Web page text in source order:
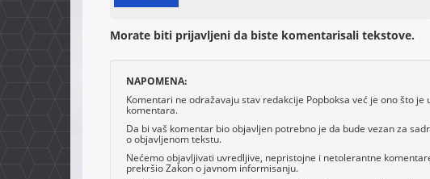
Morate biti prijavljeni da biste komentarisali tekstove.
NAPOMENA:
Komentari ne odražavaju stav redakcije Popboksa već je ono što
komentara.
Da bi vaš komentar bio objavljen potrebno je da bude vezan za
o objavljenom tekstu.
Nećemo objavljivati uvredljive, nepristojne i netolerantne
prekršio Zakon o javnom informisanju.